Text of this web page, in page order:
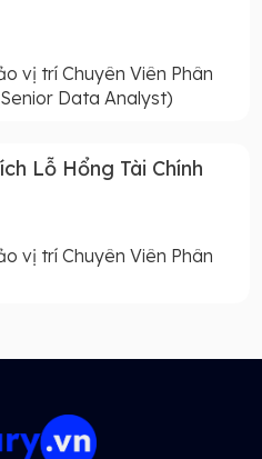
vị trí Chuyên Viên Phân
Data Analyst)
Lỗ Hổng Tài Chính
vị trí Chuyên Viên Phân